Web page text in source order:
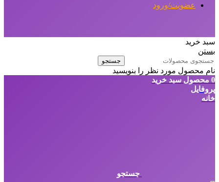
عضویت/ورود
سبد خرید
بستن
جستجو
نام محصول مورد نظر را بنویسید
0 محصول سبد خرید
پروفایل
خانه
جستجو